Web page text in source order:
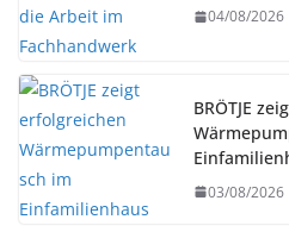
04/08/2026
BRÖTJE
03/08/2026